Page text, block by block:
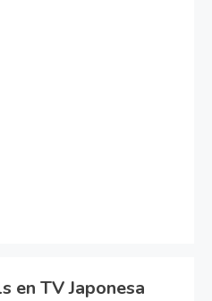
en TV Japonesa